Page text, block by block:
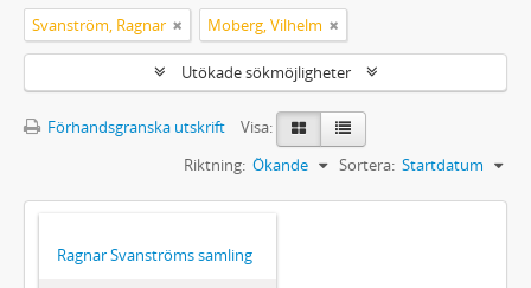
Svanström, Ragnar Moberg, Vilhelm
Utökade sökmöjligheter
Förhandsgranska utskrift
Visa:
Sortera: Startdatum
Riktning: Ökande
Ragnar Svanströms samling